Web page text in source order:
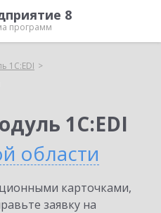
8
программ
1C:EDI
1C:EDI
области
карточками,
заявку на